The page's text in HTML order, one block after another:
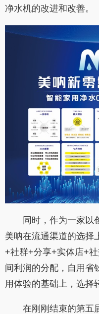
净水机的改进和改善。
同时，作为一家以
美呐在流通渠道的选择
+社群+分享+实体店+
间利润的分配，自用省
用体验的基础上，选择
在刚刚结束的第五